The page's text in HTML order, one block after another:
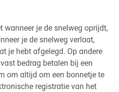
wanneer je de snelweg oprijdt,
je de snelweg verlaat,
je hebt afgelegd. Op andere
bedrag betalen bij een
om altijd om een bonnetje te
registratie van het